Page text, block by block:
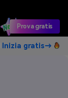
Prova gratis
Inizia gratis→